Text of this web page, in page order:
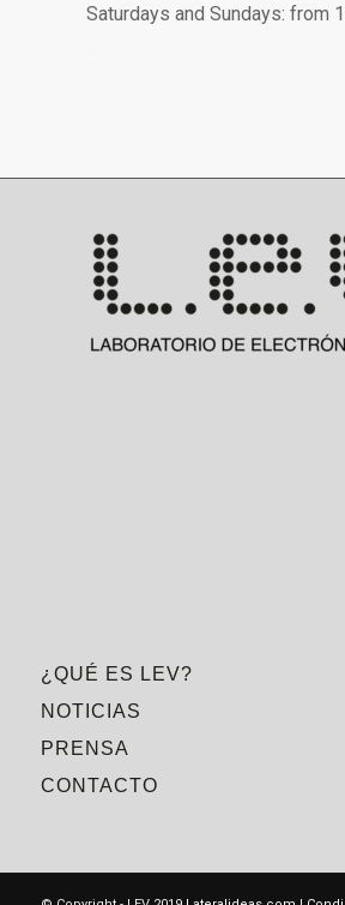
Saturdays and Sundays: from
¿QUÉ ES LEV?
NOTICIAS
PRENSA
CONTACTO